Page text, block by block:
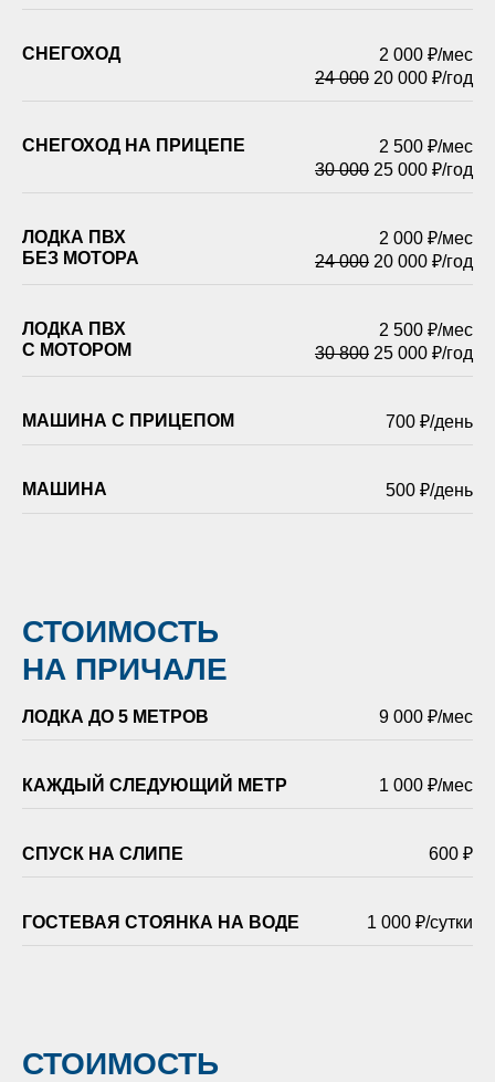
СНЕГОХОД
2 000 ₽/мес
24 000 20 000 ₽/год
СНЕГОХОД НА ПРИЦЕПЕ
2 500 ₽/мес
30 000 25 000 ₽/год
ЛОДКА ПВХ
БЕЗ МОТОРА
2 000 ₽/мес
24 000 20 000 ₽/год
ЛОДКА ПВХ
С МОТОРОМ
2 500 ₽/мес
30 800 25 000 ₽/год
МАШИНА С ПРИЦЕПОМ 700 ₽/день
МАШИНА 500 ₽/день
СТОИМОСТЬ
НА ПРИЧАЛЕ
ЛОДКА ДО 5 МЕТРОВ 9 000 ₽/мес
КАЖДЫЙ СЛЕДУЮЩИЙ МЕТР 1 000 ₽/мес
СПУСК НА СЛИПЕ 600 ₽
ГОСТЕВАЯ СТОЯНКА НА ВОДЕ 1 000 ₽/сутки
СТОИМОСТЬ